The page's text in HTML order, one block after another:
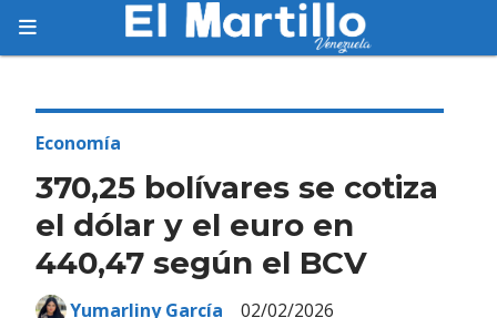
370,25 bolívares se cotiza
el dólar y el euro en
440,47 según el BCV
Economía
02/02/2026
Yumarliny García
Suscríbete
Suscríbete a nuestro servicio gratuito de
información diaria en tu email.
Suscribirme